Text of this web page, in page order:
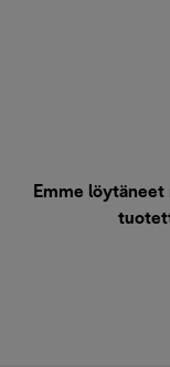
Emme